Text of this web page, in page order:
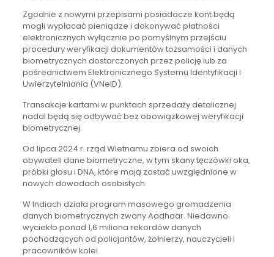
Zgodnie z nowymi przepisami posiadacze kont będą
mogli wypłacać pieniądze i dokonywać płatności
elektronicznych wyłącznie po pomyślnym przejściu
procedury weryfikacji dokumentów tożsamości i danych
biometrycznych dostarczonych przez policję lub za
pośrednictwem Elektronicznego Systemu Identyfikacji i
Uwierzytelniania (VNeID).
Transakcje kartami w punktach sprzedaży detalicznej
nadal będą się odbywać bez obowiązkowej weryfikacji
biometrycznej.
Od lipca 2024 r. rząd Wietnamu zbiera od swoich
obywateli dane biometryczne, w tym skany tęczówki oka,
próbki głosu i DNA, które mają zostać uwzględnione w
nowych dowodach osobistych.
W Indiach działa program masowego gromadzenia
danych biometrycznych zwany Aadhaar. Niedawno
wyciekło ponad 1,6 miliona rekordów danych
pochodzących od policjantów, żołnierzy, nauczycieli i
pracowników kolei.